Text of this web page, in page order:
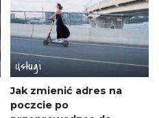
Usługi
Jak zmienić adres na
poczcie po